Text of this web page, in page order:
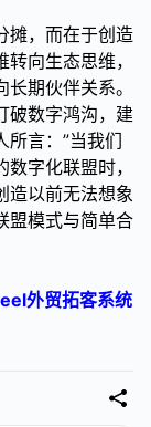
摊，而在于创造
向生态思维，
期伙伴关系。
破数字鸿沟，建
所言：”当我们
字化联盟时，
造以前无法想象
盟模式与简单合
外贸拓客系统